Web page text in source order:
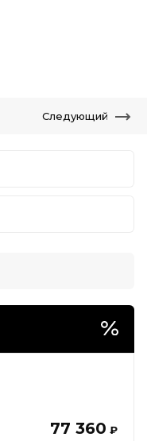
77 360 ₽
Следующий